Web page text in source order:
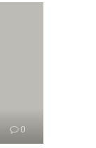
0